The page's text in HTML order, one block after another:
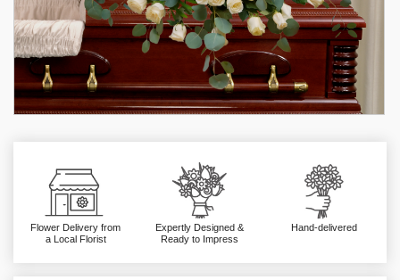
Flower Delivery from
a Local Florist
Expertly Designed &
Ready to Impress
Hand-delivered